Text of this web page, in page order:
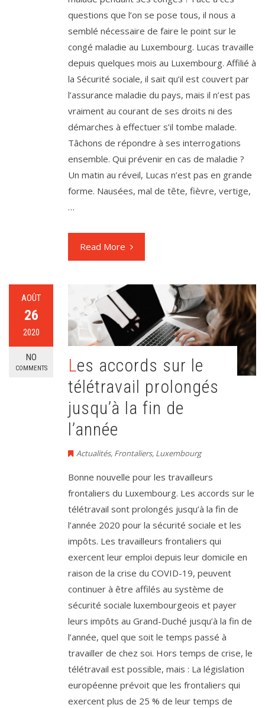
questions que l’on se pose tous, il nous a
semblé nécessaire de faire le point sur le
congé maladie au Luxembourg. Lucas travaille
depuis quelques mois au Luxembourg. Affilié à
la Sécurité sociale, il sait qu’il est couvert par
l’assurance maladie du pays, mais il n’est pas
vraiment au courant de ses droits ni des
démarches à effectuer s’il tombe malade.
Tâchons de répondre à ses interrogations
ensemble. Qui prévenir en cas de maladie ?
Un matin au réveil, Lucas n’est pas en grande
forme. Nausées, mal de tête, fièvre, vertige,
…
Read More
AOÛT
26
2020
NO
COMMENTS
Les accords sur le
télétravail prolongés
jusqu’à la fin de
l’année
Actualités, Frontaliers, Luxembourg
Bonne nouvelle pour les travailleurs
frontaliers du Luxembourg. Les accords sur le
télétravail sont prolongés jusqu’à la fin de
l’année 2020 pour la sécurité sociale et les
impôts. Les travailleurs frontaliers qui
exercent leur emploi depuis leur domicile en
raison de la crise du COVID-19, peuvent
continuer à être affilés au système de
sécurité sociale luxembourgeois et payer
leurs impôts au Grand-Duché jusqu’à la fin de
l’année, quel que soit le temps passé à
travailler de chez soi. Hors temps de crise, le
télétravail est possible, mais : La législation
européenne prévoit que les frontaliers qui
exercent plus de 25 % de leur temps de